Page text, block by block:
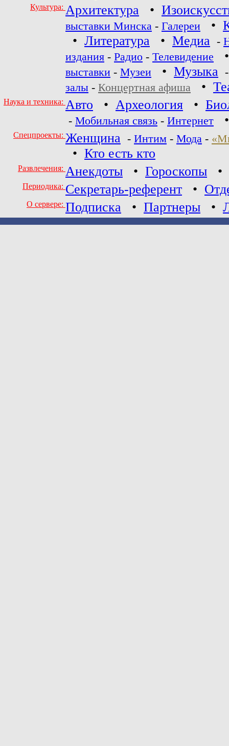
Культура: Архитектура •
выставки Минска - Галереи •
• Литература • Медиа -
издания - Радио - Телевидение
выставки - Музеи • Музыка
залы - Концертная афиша •
Наука и техника: Авто • Археология •
- Мобильная связь - Интернет
Спецпроекты: Женщина - Интим - Мода -
• Кто есть кто
Развлечения: Анекдоты • Гороскопы •
Периодика: Секретарь-референт •
О сервере: Подписка • Партнеры •